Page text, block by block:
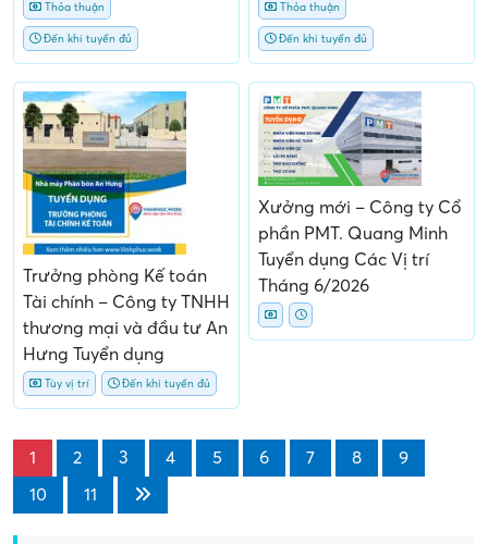
Thỏa thuận
Đến khi tuyển đủ
Thỏa thuận
Đến khi tuyển đủ
Trưởng phòng Kế toán
Tài chính – Công ty TNHH
thương mại và đầu tư An
Hưng Tuyển dụng
Tùy vị trí Đến khi tuyển đủ
Xưởng mới – Công ty Cổ
phần PMT. Quang Minh
Tuyển dụng Các Vị trí
Tháng 6/2026
1 2 3 4 5 6 7 8
9
10
11